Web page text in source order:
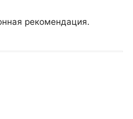
рекомендация.